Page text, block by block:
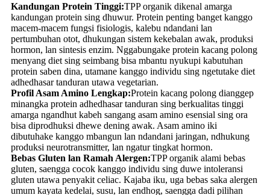
Kandungan Protein Tinggi:TPP organik dikenal amarga
kandungan protein sing dhuwur. Protein penting banget kanggo
macem-macem fungsi fisiologis, kalebu ndandani lan
pertumbuhan otot, dhukungan sistem kekebalan awak, produksi
hormon, lan sintesis enzim. Nggabungake protein kacang polong
menyang diet sing seimbang bisa mbantu nyukupi kabutuhan
protein saben dina, utamane kanggo individu sing ngetutake diet
adhedhasar tanduran utawa vegetarian.
Profil Asam Amino Lengkap:Protein kacang polong dianggep
minangka protein adhedhasar tanduran sing berkualitas tinggi
amarga ngandhut kabeh sangang asam amino esensial sing ora
bisa diprodhuksi dhewe dening awak. Asam amino iki
dibutuhake kanggo mbangun lan ndandani jaringan, ndhukung
produksi neurotransmitter, lan ngatur tingkat hormon.
Bebas Gluten lan Ramah Alergen:TPP organik alami bebas
gluten, saengga cocok kanggo individu sing duwe intoleransi
gluten utawa penyakit celiac. Kajaba iku, uga bebas saka alergen
umum kayata kedelai, susu, lan endhog, saengga dadi pilihan